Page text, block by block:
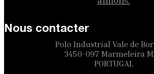
Nous contacter
Polo Industrial Vale de
3450-097 Marmeleira
PORTUGAL